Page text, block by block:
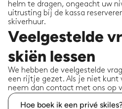
Rachael H.
15/11/2025-Skiën,
Marco ging boven en
beginnende skiër. Marco
dag ervoor om in te
beste zou zijn om voor het
piste te betreden. Tijdens...
Rachael H. Een
uren met
helm te dragen, ongeacht uw
uitrusting bij de kassa
skiverhuur.
Veelgestelde
skiën lessen
We hebben de veelgestelde
een rijtje gezet. Als je niet kunt
neem dan contact met ons op
Hoe boek ik een privé